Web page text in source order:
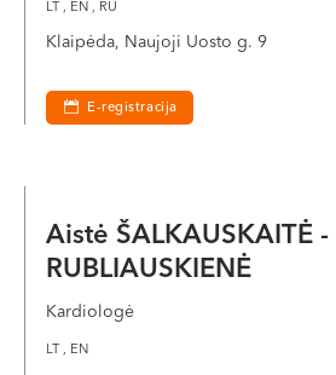
LT , EN , RU
Klaipėda, Naujoji Uosto g. 9
E-registracija
Aistė ŠALKAUSKAITĖ -
RUBLIAUSKIENĖ
Kardiologė
LT , EN